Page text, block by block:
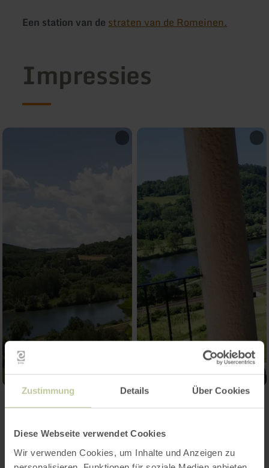
Zustimmung Details Über Cookies
Diese Webseite verwendet Cookies
Wir verwenden Cookies, um Inhalte und Anzeigen zu
Een station van de straten van de Romeinen.
Impressies
Contact